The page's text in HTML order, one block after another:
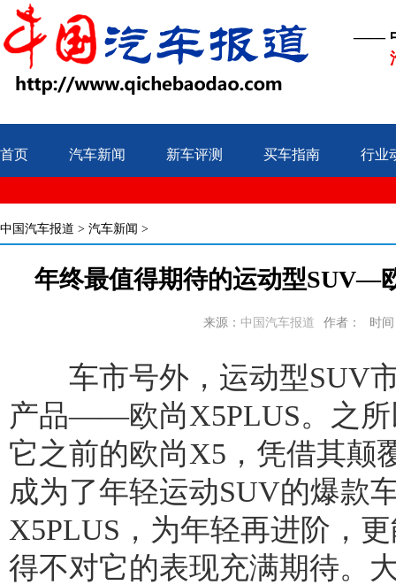
——
首页 汽车新闻 新车评测 买车指南 行业
中国汽车报道 > 汽车新闻 >
年终最值得期待的运动型SUV—
来源： 中国汽车报道 作者： 时间
车市号外，运动型SUV市
产品——欧尚X5PLUS。之所
它之前的欧尚X5，凭借其颠
成为了年轻运动SUV的爆款
X5PLUS，为年轻再进阶，
得不对它的表现充满期待。